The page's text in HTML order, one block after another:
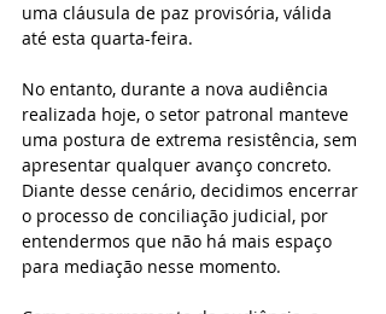
uma cláusula de paz provisória, válida
até esta quarta-feira.
No entanto, durante a nova audiência
realizada hoje, o setor patronal manteve
uma postura de extrema resistência, sem
apresentar qualquer avanço concreto.
Diante desse cenário, decidimos encerrar
o processo de conciliação judicial, por
entendermos que não há mais espaço
para mediação nesse momento.